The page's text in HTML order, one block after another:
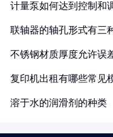
计量泵如何达到控制和
联轴器的轴孔形式有三
不锈钢材质厚度允许误
复印机出租有哪些常见
溶于水的润滑剂的种类